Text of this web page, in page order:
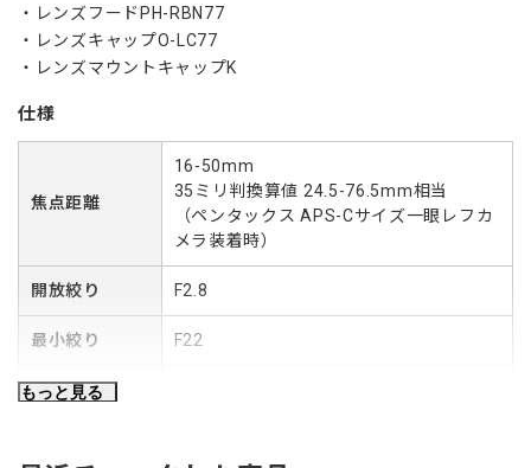
4枚の非球面レンズを含む10群16枚の贅沢なレンズ構成は、中
心から周辺部まで絞り開放からクリアでコントラストの高い、
優れた描写性能を実現。きわめて高い色収差低減効果が得られ
ガラス1枚を採用することでズーム全域の色収差を抑制してい
ます。また、可視光域における平均反射率を従来比で約50％以
下に抑えた高性能マルチコーティング“HDコーティング
用することで、逆光など光線状態の厳しい撮影条件下でのゴー
ストやフレアーの発生を効果的に抑えています。
高速静音AFに優れたPLMを採用
フォーカスレンズをリードスクリュー直結のPLM（Pulse
Motor）で駆動することで、従来製品
2.2倍、望遠側で約1.5倍の高速化
レンズフードPH-RBN77
レンズキャップO-LC77
レンズマウントキャップK
仕様
焦点距離
16-50mm
35ミリ判換算値 24.5-76.5mm相当
（ペンタックス APS-Cサイズ一眼レフカ
メラ装着時）
開放絞り F2.8
最小絞り F22
レンズ構成
もっと見る